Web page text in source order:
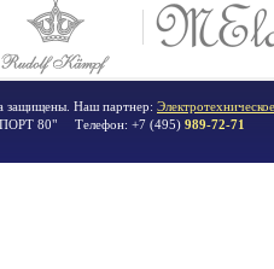
защищены. Наш партнер:
80" Телефон: +7 (495) 989-72-71